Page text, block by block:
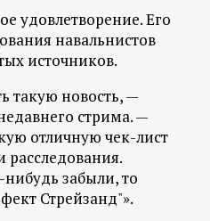
удовлетворение. Его
навальнистов
источников.
такую новость, —
стрима. —
отличную чек-лист
расследования.
нибудь забыли, то
Стрейзанд"».